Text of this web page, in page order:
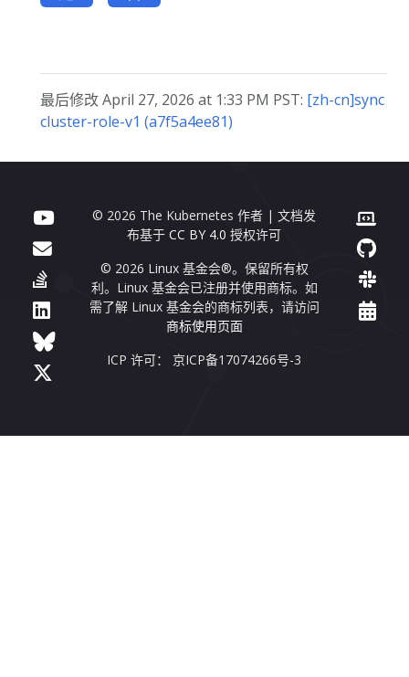
最后修改 April 27, 2026 at 1:33 PM PST: [zh-cn]sync
cluster-role-v1 (a7f5a4ee81)
© 2026 The Kubernetes 作者 | 文档发
布基于CC BY 4.0 授权许可
© 2026 Linux 基金会®。保留所有权
利。Linux 基金会已注册并使用商标。如
需了解 Linux 基金会的商标列表，请访问
商标使用页面
ICP 许可： 京ICP备17074266号-3